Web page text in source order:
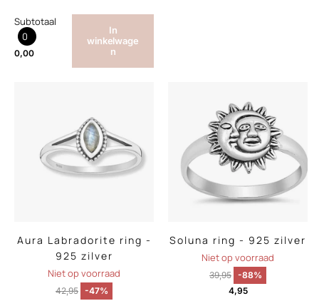
Subtotaal
0
0,00
In
winkelwage
n
Aura Labradorite ring -
925 zilver
Niet op voorraad
42,95 -47%
Soluna ring - 925 zilver
Niet op voorraad
39,95 -88%
4,95